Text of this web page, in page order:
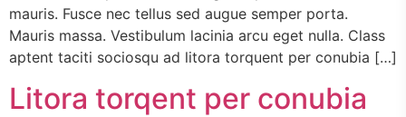
mauris. Fusce nec tellus sed augue semper porta.
Mauris massa. Vestibulum lacinia arcu eget nulla. Class
aptent taciti sociosqu ad litora torquent per conubia […]
Litora torqent per conubia